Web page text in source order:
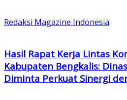
Redaksi Magazine Indonesia
Hasil Rapat Kerja Lintas
Kabupaten Bengkalis:
Diminta Perkuat Sinergi